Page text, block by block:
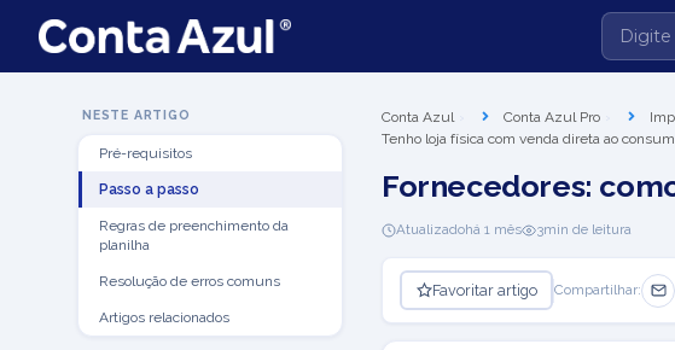
NESTE ARTIGO
Pré-requisitos
Passo a passo
Regras de preenchimento da
planilha
Resolução de erros comuns
Artigos relacionados
Conta Azul Conta Azul Pro
Tenho loja física com venda direta ao
Fornecedores:
Atualizadohá 1 mês 3min de leitura
Favoritar artigo Compartilhar: